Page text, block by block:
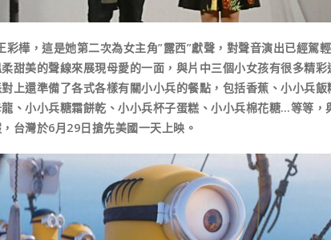
，這是她第二次為女主角”露西”獻聲，對聲音演出已經駕
甜美的聲線來展現母愛的一面，與片中三個小女孩有很多精彩
上還準備了各式各樣有關小小兵的餐點，包括香蕉、小小兵飯
、小小兵糖霜餅乾、小小兵杯子蛋糕、小小兵棉花糖…等等，
台灣於6月29日搶先美國一天上映。